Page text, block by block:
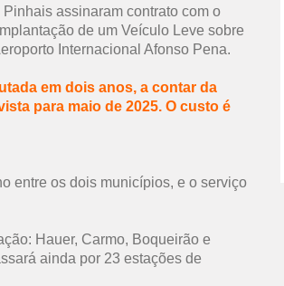
assinaram contrato com o
de um Veículo Leve sobre
Internacional Afonso Pena.
em dois anos, a contar da
para maio de 2025. O custo é
entre os dois municípios, e o serviço
Hauer, Carmo, Boqueirão e
ainda por 23 estações de